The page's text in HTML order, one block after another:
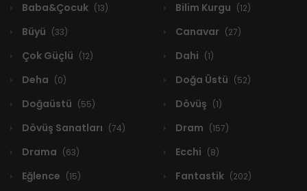
Baba&Çocuk (13) Bilim Kurgu (12)
Büyü (33) Canavar (27)
Çok Güçlü (12) Dahi (1)
Deha (0) Doğa Üstü (52)
Doğaüstü (55) Dövüş (1)
Dövüş Sanatları (74) Dram (157)
Drama (63) Ecchi (8)
Eğlence (15) Fantastik (202)